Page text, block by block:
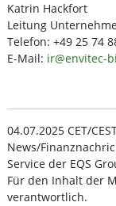
Katrin Hackfort
Leitung
Telefon: +49 25 74
E-Mail: ir@envitec-
04.07.2025 CET/
News/
Service der EQS
Für den Inhalt der
verantwortlich.